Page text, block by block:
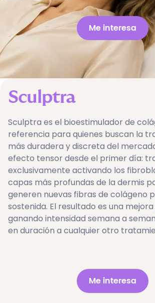
Me interesa
Sculptra
Sculptra es el bioestimulador de
referencia para quienes buscan la
más duradera y discreta del
efecto tensor desde el primer día:
exclusivamente activando los
capas más profundas de la dermis
generen nuevas fibras de colágeno
sostenida. El resultado es una
ganando intensidad semana a
en duración a cualquier otro
Me interesa